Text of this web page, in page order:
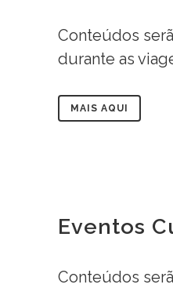
Conteúdos
durante as
MAIS AQUI
Eventos
Conteúdos